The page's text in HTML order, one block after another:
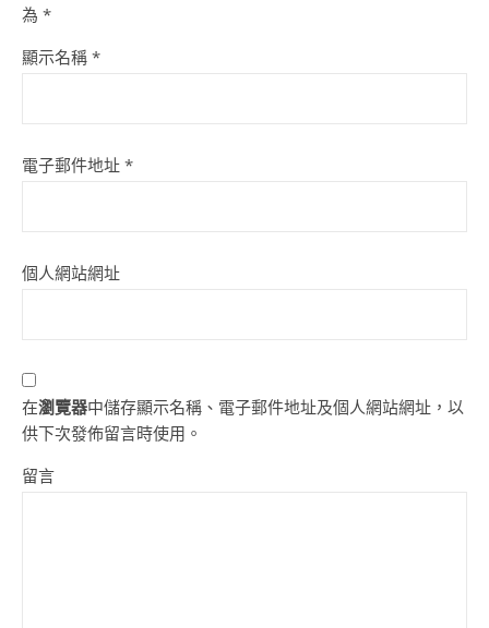
為 *
顯示名稱 *
電子郵件地址 *
個人網站網址
在瀏覽器中儲存顯示名稱、電子郵件地址及個人網站網址，以
供下次發佈留言時使用。
留言